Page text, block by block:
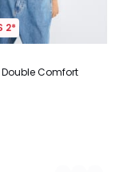
2*
Comfort